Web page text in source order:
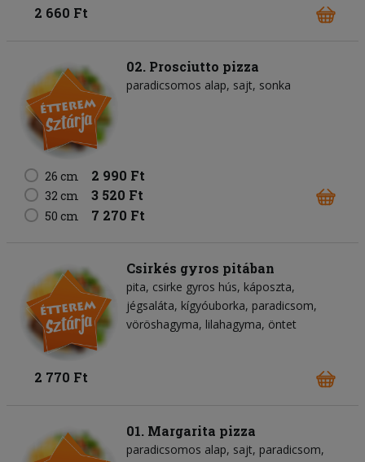
2 660 Ft
02. Prosciutto pizza
paradicsomos alap sajt sonka
26 cm 2 990 Ft
32 cm 3 520 Ft
50 cm 7 270 Ft
Csirkés gyros pitában
pita csirke gyros hús káposzta
jégsaláta kígyóuborka paradicsom
vöröshagyma lilahagyma öntet
2 770 Ft
01. Margarita pizza
paradicsomos alap sajt paradicsom